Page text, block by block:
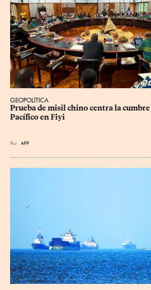
GEOPOLÍTICA
Prueba de misil chino centra la cumbre
Pacífico en Fiyi
Por AFP